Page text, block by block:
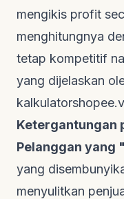
mengikis profit
menghitungnya
tetap kompetitif
yang dijelaskan
Ketergantungan
Pelanggan yang
yang
menyulitkan